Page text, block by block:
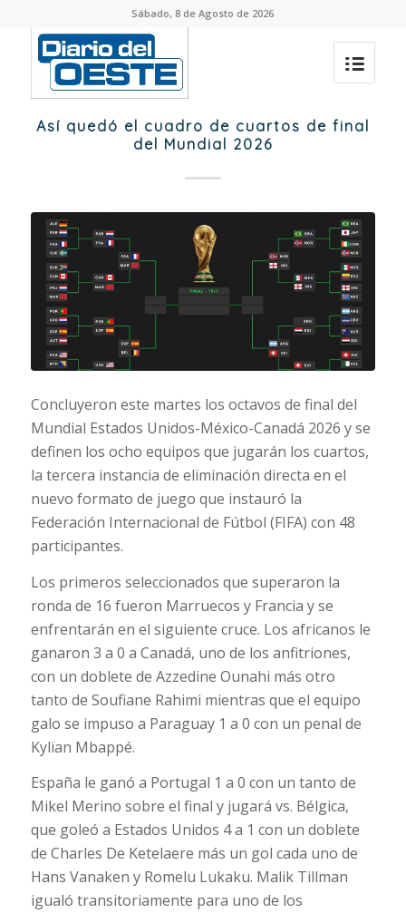
Sábado, 8 de Agosto de 2026
Así quedó el cuadro de cuartos de final
del Mundial 2026
Concluyeron este martes los octavos de final del
Mundial Estados Unidos-México-Canadá 2026 y se
definen los ocho equipos que jugarán los cuartos,
la tercera instancia de eliminación directa en el
nuevo formato de juego que instauró la
Federación Internacional de Fútbol (FIFA) con 48
participantes.
Los primeros seleccionados que superaron la
ronda de 16 fueron Marruecos y Francia y se
enfrentarán en el siguiente cruce. Los africanos le
ganaron 3 a 0 a Canadá, uno de los anfitriones,
con un doblete de Azzedine Ounahi más otro
tanto de Soufiane Rahimi mientras que el equipo
galo se impuso a Paraguay 1 a 0 con un penal de
Kylian Mbappé.
España le ganó a Portugal 1 a 0 con un tanto de
Mikel Merino sobre el final y jugará vs. Bélgica,
que goleó a Estados Unidos 4 a 1 con un doblete
de Charles De Ketelaere más un gol cada uno de
Hans Vanaken y Romelu Lukaku. Malik Tillman
igualó transitoriamente para uno de los